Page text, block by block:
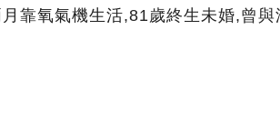
靠氧氣機生活,81歲終生未婚,曾